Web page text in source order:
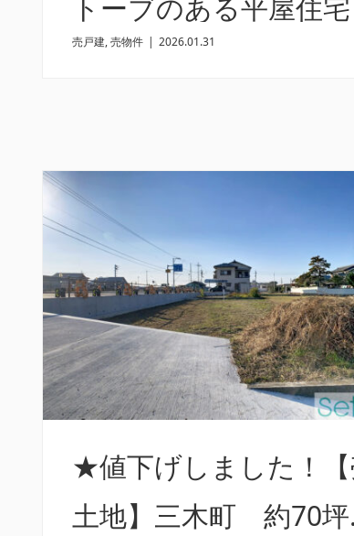
トーブのある平屋住宅
売戸建,売物件 | 2026.01.31
★値下げしました！
土地】三木町 約70